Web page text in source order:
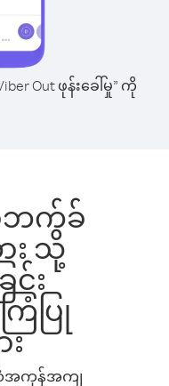
Out ဖုန်းခေါ်မှု” ကို
ာဘက်ခ်
း သို့
င်း
ပြု
း
အကုန်အကျ